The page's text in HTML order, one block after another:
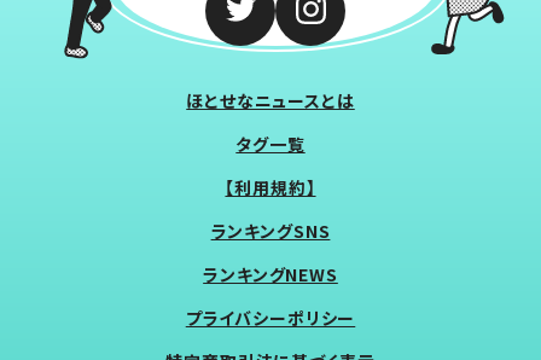
ほとせなニュースとは
タグ一覧
【利用規約】
ランキングSNS
ランキングNEWS
プライバシーポリシー